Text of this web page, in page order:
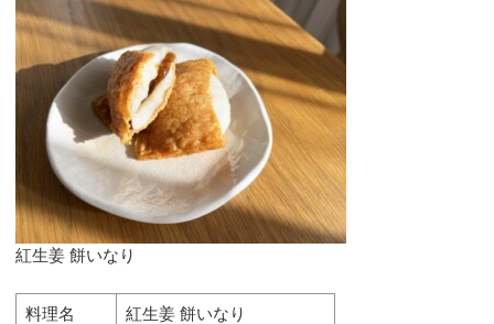
紅生姜 餅いなり
料理名 紅生姜 餅いなり